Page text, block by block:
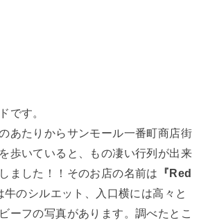
です。
あたりからサンモール一番町商店街
歩いていると、もの凄い行列が出来
ました！！そのお店の名前は
『Red
牛のシルエット、入口横には高々と
ーフの写真があります。調べたとこ